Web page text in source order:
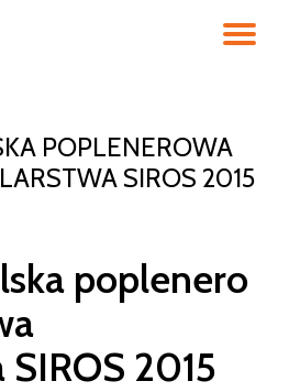
POPLENEROWA
SIROS 2015
poplenero
2015